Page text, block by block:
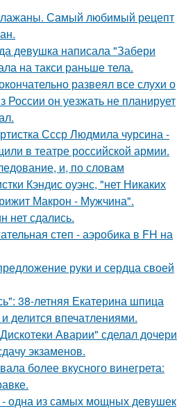
Самый любимый рецепт
девушка написала "Забери
на такси раньше тела.
развеял все слухи о
России он уезжать не планирует
Ссср Людмила чурсина -
в театре российской армии.
и, по словам
Кэндис оуэнс, "нет Никаких
Макрон - Мужчина".
нет сдались.
степ - аэробика в FH на
руки и сердца своей
38-летняя Екатерина шпица
делится впечатлениями.
Аварии" сделал дочери
экзаменов.
более вкусного винегрета:
- одна из самых мощных девушек